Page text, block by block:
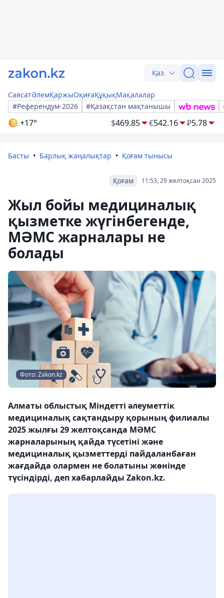
Қаз
СаясатӘлемҚаржыОқиғаҚұқықМақалалар
#Референдум-2026
#Қазақстан мақтанышы
+17° $469.85 €542.16 ₽5.78
Басты Барлық жаңалықтар Қоғам тынысы
11:53, 29 желтоқсан 2025
Қоғам
Жыл бойы медициналық
қызметке жүгінбегенде,
МӘМС жарналары не
болады
Фото: Zakon.kz
Алматы облыстық Міндетті әлеуметтік
медициналық сақтандыру қорының филиалы
2025 жылғы 29 желтоқсанда МӘМС
жарналарының қайда түсетіні және
медициналық қызметтерді пайдаланбаған
жағдайда олармен не болатыны жөнінде
түсіндірді, деп хабарлайды Zakon.kz.